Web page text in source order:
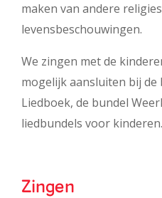
maken van andere
levensbeschouwingen.
We zingen met de
mogelijk aansluiten bij
Liedboek, de bundel
liedbundels voor kinderen.
Zingen